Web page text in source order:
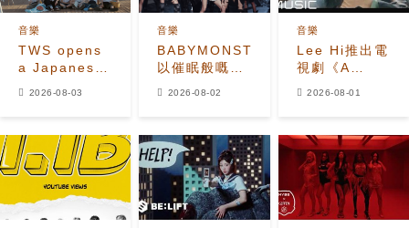
TWS opens
a Japanese
refreshing
'SODA
SODA' MV
音樂
2026-08-03
BABYMONSTER
以催眠般嘅
音樂
2026-08-02
Lee Hi推出電
視劇《A
Flower》MV
音樂
2026-08-01